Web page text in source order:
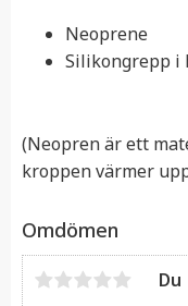
Neoprene
Silikongrepp i
(Neopren är ett
kroppen värmer
Omdömen
Du